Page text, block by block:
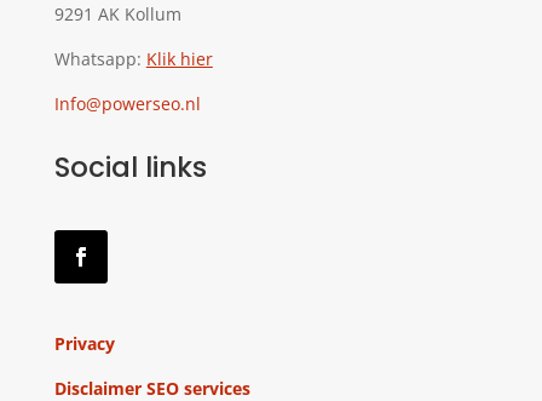
9291 AK Kollum
Whatsapp: Klik hier
Info@powerseo.nl
Social links
Privacy
Disclaimer SEO services